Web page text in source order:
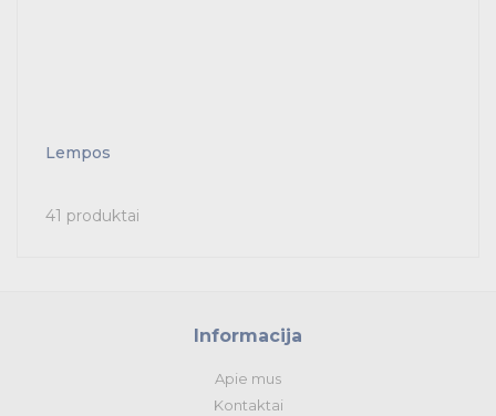
Lempos
41 produktai
Informacija
Apie mus
Kontaktai